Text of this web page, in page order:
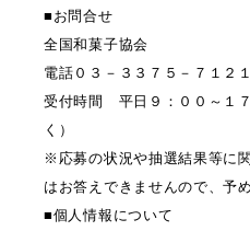
■お問合せ
全国和菓子協会
電話０３－３３７５－７１２１
受付時間 平日９：００～１
く）
※応募の状況や抽選結果等に
はお答えできませんので、予
■個人情報について